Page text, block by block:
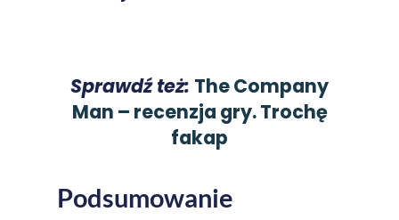
Sprawdź też: The Company
Man – recenzja gry. Trochę
fakap
Podsumowanie